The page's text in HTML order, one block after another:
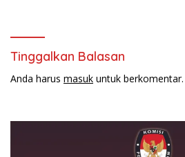
Tinggalkan Balasan
Anda harus masuk untuk berkomentar.